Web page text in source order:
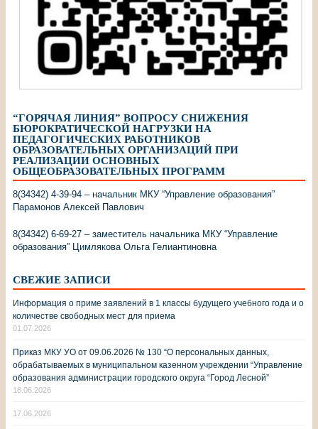
“ГОРЯЧАЯ ЛИНИЯ” ВОПРОСУ СНИЖЕНИЯ
БЮРОКРАТИЧЕСКОЙ НАГРУЗКИ НА
ПЕДАГОГИЧЕСКИХ РАБОТНИКОВ
ОБРАЗОВАТЕЛЬНЫХ ОРГАНИЗАЦИЙ ПРИ
РЕАЛИЗАЦИИ ОСНОВНЫХ
ОБЩЕОБРАЗОВАТЕЛЬНЫХ ПРОГРАММ
8(34342) 4-39-94 – начальник МКУ “Управление образования”
Парамонов Алексей Павлович
8(34342) 6-69-27 – заместитель начальника МКУ “Управление
образования” Цимлякова Ольга Гелиантиновна
СВЕЖИЕ ЗАПИСИ
Информация о приме заявлений в 1 классы будущего учебного года и о
количестве свободных мест для приема
01.07.2026
Приказ МКУ УО от 09.06.2026 № 130 “О персональных данных,
обрабатываемых в муниципальном казенном учреждении “Управление
образования администрации городского округа “Город Лесной”
18.06.2026
17.06.2026